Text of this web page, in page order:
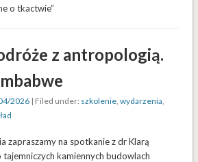
o tkactwie”
z antropologią.
2026 | Filed under: szkolenie ,wydarzenia
zapraszamy na spotkanie z dr Klarą
kamiennych budowlach